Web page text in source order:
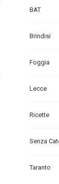
BAT
Brindisi
Foggia
Lecce
Ricette
Senza
Taranto